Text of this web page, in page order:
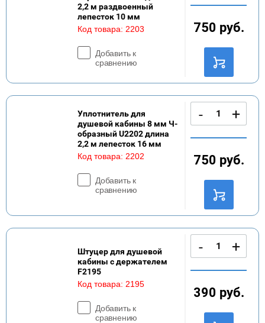
Код товара: 2203
Добавить к
сравнению
2,2 м раздвоенный
лепесток 10 мм
750 руб.
Код товара: 2202
Добавить к
сравнению
Уплотнитель для
душевой кабины 8 мм Ч-
образный U2202 длина
2,2 м лепесток 16 мм
- +
750 руб.
Код товара: 2195
Добавить к
сравнению
Штуцер для душевой
кабины с держателем
F2195
- +
390 руб.